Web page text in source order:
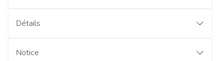
Détails
Notice